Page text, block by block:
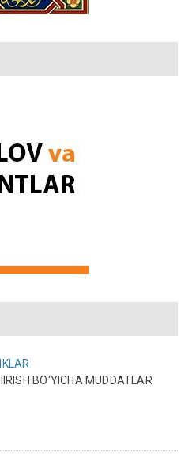
BO‘YICHA MUDDATLAR